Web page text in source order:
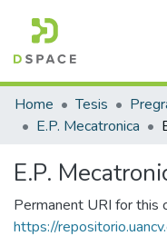
Communities &
All of DSpace
Home Tesis
E.P. Mecatronica
E.P.
Permanent URI for this
https://